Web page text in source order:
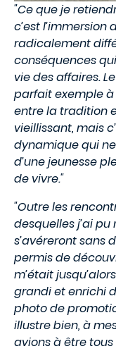
"Ce que je
c’est
radicalement
conséquences
vie des affaires.
parfait exemple
entre la tradition
vieillissant, mais
dynamique qui
d’une jeunesse
de vivre."
"Outre les
desquelles j’ai
s’avéreront sans
permis de
m’était
grandi et enrichi
photo de
illustre bien, à
avions à être